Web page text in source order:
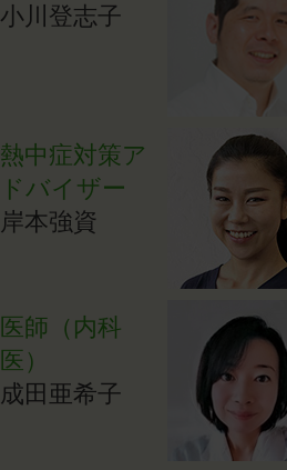
小川登志子
熱中症対策ア
ドバイザー
岸本強資
医師（内科
医）
成田亜希子